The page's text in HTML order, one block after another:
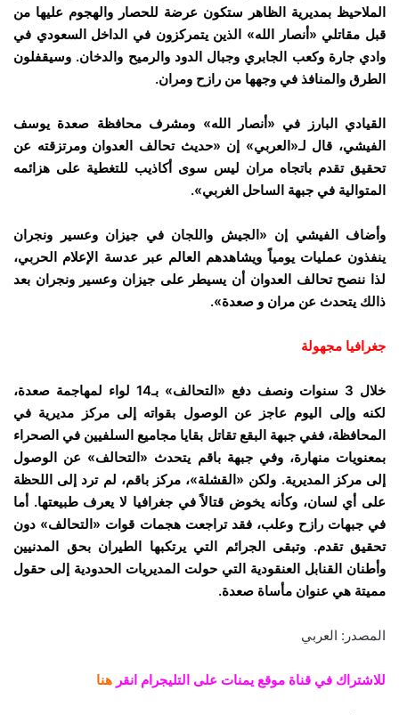
الملاحيظ بمديرية الظاهر ستكون عرضة للحصار والهجوم عليها من
قبل مقاتلي «أنصار الله» الذين يتمركزون في الداخل السعودي في
وادي جارة وكعب الجابري وجبال الدود والرميح والدخان. وسيقفلون
الطرق والمنافذ في وجهها من رازح ومران.
القيادي البارز في «أنصار الله» ومشرف محافظة صعدة يوسف
الفيشي، قال لـ«العربي» إن «حديث تحالف العدوان ومرتزقته عن
تحقيق تقدم باتجاه مران ليس سوى أكاذيب للتغطية على هزائمه
المتوالية في جبهة الساحل الغربي».
وأضاف الفيشي إن «الجيش واللجان في جيزان وعسير ونجران
ينفذون عمليات يومياً ويشاهدهم العالم عبر عدسة الإعلام الحربي،
لذا ننصح تحالف العدوان أن يسيطر على جيزان وعسير ونجران بعد
ذالك يتحدث عن مران و صعدة».
جغرافيا مجهولة
خلال 3 سنوات ونصف دفع «التحالف» بـ14 لواء لمهاجمة صعدة،
لكنه وإلى اليوم عاجز عن الوصول بقواته إلى مركز مديرية في
المحافظة، ففي جبهة البقع تقاتل بقايا مجاميع السلفيين في الصحراء
بمعنويات منهارة، وفي جبهة باقم يتحدث «التحالف» عن الوصول
إلى مركز المديرية. ولكن «القشلة»، مركز باقم، لم ترد إلى اللحظة
على أي لسان، وكأنه يخوض قتالاً في جغرافيا لا يعرف طبيعتها. أما
في جبهات رازح وعلب، فقد تراجعت هجمات قوات «التحالف» دون
تحقيق تقدم. وتبقى الجرائم التي يرتكبها الطيران بحق المدنيين
وأطنان القنابل العنقودية التي حولت المديريات الحدودية إلى حقول
مميتة هي عنوان مأساة صعدة.
المصدر: العربي
للاشتراك في قناة موقع يمنات على التليجرام انقر هنا